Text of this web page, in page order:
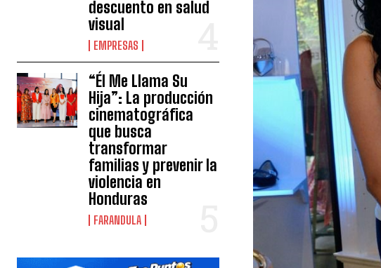
descuento en salud
visual
EMPRESAS
“Él Me Llama Su
Hija”: La producción
cinematográfica
que busca
transformar
familias y prevenir la
violencia en
Honduras
FARANDULA